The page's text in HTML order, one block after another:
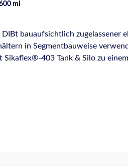
ml
bauaufsichtlich
in Segmentbauweise
403 Tank & Silo zu
Dichtstoff.Sikaflex®-403
werden (Betriebs-temperatur
+45 °C bis +65 °C)